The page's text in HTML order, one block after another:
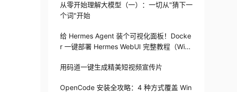
从零开始理解大模型（一）：一切从"猜下一
个词"开始
给 Hermes Agent 装个可视化面板！Docke
r 一键部署 Hermes WebUI 完整教程（Win
用码道一键生成精美短视频宣传片
OpenCode 安装全攻略：4 种方式覆盖 Win